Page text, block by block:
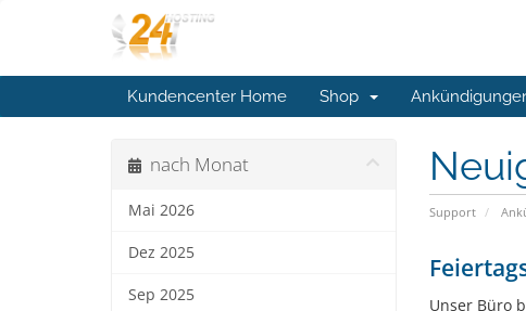
Kundencenter Home Shop
Support
nach Monat
Mai 2026
Dez 2025
Sep 2025 Unser Büro